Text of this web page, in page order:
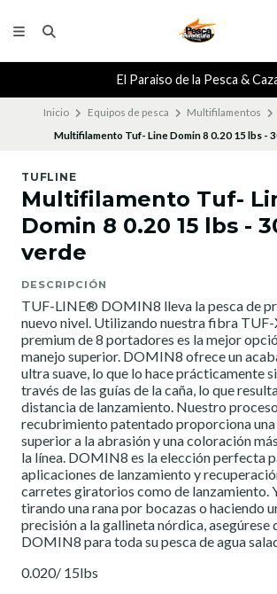
El Paraiso de la Pesca &
Inicio Equipos de pesca Multifilamentos
Multifilamento Tuf- Line Domin 8 0.20 15 lbs -
TUFLINE
Multifilamento Tuf-
Domin 8 0.20 15 lbs -
verde
DESCRIPCIÓN
TUF-LINE® DOMIN8 lleva la pesca de
nuevo nivel. Utilizando nuestra fibra TUF-
premium de 8 portadores es la mejor
manejo superior. DOMIN8 ofrece un
ultra suave, lo que lo hace prácticamente
través de las guías de la caña, lo que
distancia de lanzamiento. Nuestro
recubrimiento patentado proporciona
superior a la abrasión y una coloración
la línea. DOMIN8 es la elección perfecta
aplicaciones de lanzamiento y
carretes giratorios como de lanzamiento.
tirando una rana por bocazas o haciendo
precisión a la gallineta nórdica, asegúrese
DOMIN8 para toda su pesca de agua
0.020/ 15lbs